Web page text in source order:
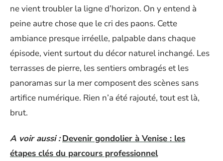
ne vient troubler la ligne d’horizon. On y entend à
peine autre chose que le cri des paons. Cette
ambiance presque irréelle, palpable dans chaque
épisode, vient surtout du décor naturel inchangé. Les
terrasses de pierre, les sentiers ombragés et les
panoramas sur la mer composent des scènes sans
artifice numérique. Rien n’a été rajouté, tout est là,
brut.
A voir aussi : Devenir gondolier à Venise : les
étapes clés du parcours professionnel